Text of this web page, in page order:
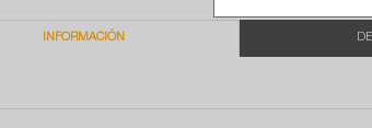
INFORMACIÓN